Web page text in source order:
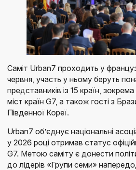
Саміт Urban7 проходить у
червня, участь у ньому беруть
представників із 15 країн, зокрема
міст країн G7, а також гості з
Південної Кореї.
Urban7 об’єднує національні
у 2026 році отримав статус
G7. Метою саміту є донести
до лідерів «Групи семи»